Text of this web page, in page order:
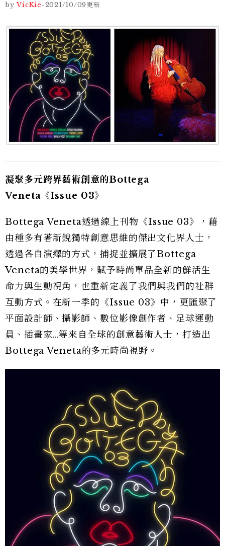
by VicKie-2021/10/09更新
凝聚多元跨界藝術創意的Bottega
Veneta《Issue 03》
Bottega Veneta透過線上刊物《Issue 03》，藉
由種多有著新銳獨特創意思維的傑出文化界人士，
透過各自演繹的方式，捕捉並擴展了Bottega
Veneta的美學世界，賦予時尚單品全新的鮮活生
命力與生動視角，也重新定義了我們與我們的社群
互動方式。在新一季的《Issue 03》中，更匯聚了
平面設計師、攝影師、數位影像創作者、足球運動
員、插畫家…等來自全球的創意藝術人士，打造出
Bottega Veneta的多元時尚視野。